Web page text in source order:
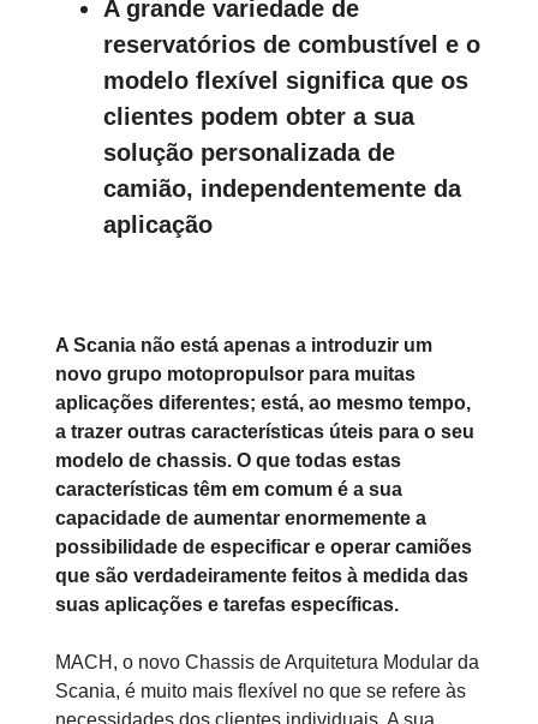
A grande variedade de
reservatórios de combustível e o
modelo flexível significa que os
clientes podem obter a sua
solução personalizada de
camião, independentemente da
aplicação
A Scania não está apenas a introduzir um
novo grupo motopropulsor para muitas
aplicações diferentes; está, ao mesmo tempo,
a trazer outras características úteis para o seu
modelo de chassis. O que todas estas
características têm em comum é a sua
capacidade de aumentar enormemente a
possibilidade de especificar e operar camiões
que são verdadeiramente feitos à medida das
suas aplicações e tarefas específicas.
MACH, o novo Chassis de Arquitetura Modular da
Scania, é muito mais flexível no que se refere às
necessidades dos clientes individuais. A sua